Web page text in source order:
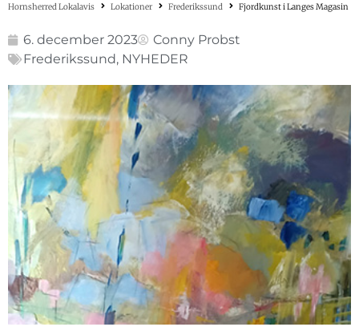
Hornsherred Lokalavis Lokationer Frederikssund Fjordkunst i Langes Magasin
6. december 2023
Conny Probst
Frederikssund, NYHEDER